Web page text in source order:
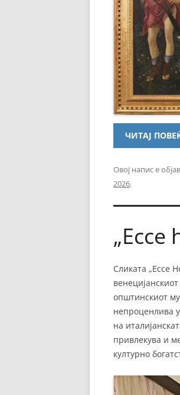
ЧИТАЈ
Овој напис е
2026.
„Ecce
Сликата „Ecce
општинскиот
непроценлива
на
привлекува и
културно